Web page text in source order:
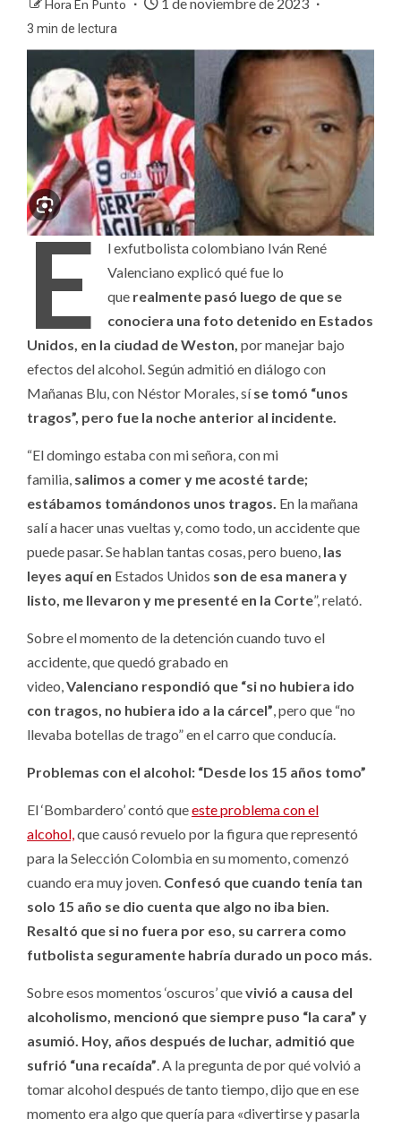
Hora En Punto
3 min de lectura
E
l exfutbolista colombiano Iván René
Valenciano explicó qué fue lo
que realmente pasó luego de que se
conociera una foto detenido en Estados
Unidos, en la ciudad de Weston, por manejar bajo
efectos del alcohol. Según admitió en diálogo con
Mañanas Blu, con Néstor Morales, síse tomó “unos
tragos”, pero fue la noche anterior al incidente.
“El domingo estaba con mi señora, con mi
familia, salimos a comer y me acosté tarde;
estábamos tomándonos unos tragos. En la mañana
salí a hacer unas vueltas y, como todo, un accidente que
puede pasar. Se hablan tantas cosas, pero bueno, las
leyes aquí en Estados Unidos son de esa manera y
listo, me llevaron y me presenté en la Corte”, relató.
Sobre el momento de la detención cuando tuvo el
accidente, que quedó grabado en
video,Valenciano respondió que “si no hubiera ido
con tragos, no hubiera ido a la cárcel”, pero que “no
llevaba botellas de trago” en el carro que conducía.
Problemas con el alcohol: “Desde los 15 años tomo”
El ‘Bombardero’ contó queeste problema con el
alcohol,que causó revuelo por la figura que representó
para la Selección Colombia en su momento, comenzó
cuando era muy joven. Confesó que cuando tenía tan
solo 15 año se dio cuenta que algo no iba bien.
Resaltó que si no fuera por eso, su carrera como
futbolista seguramente habría durado un poco más.
Sobre esos momentos ‘oscuros’ quevivió a causa del
alcoholismo, mencionó que siempre puso “la cara” y
asumió. Hoy, años después de luchar, admitió que
sufrió “una recaída”. A la pregunta de por qué volvió a
tomar alcohol después de tanto tiempo, dijo que en ese
momento era algo que quería para «divertirse y pasarla